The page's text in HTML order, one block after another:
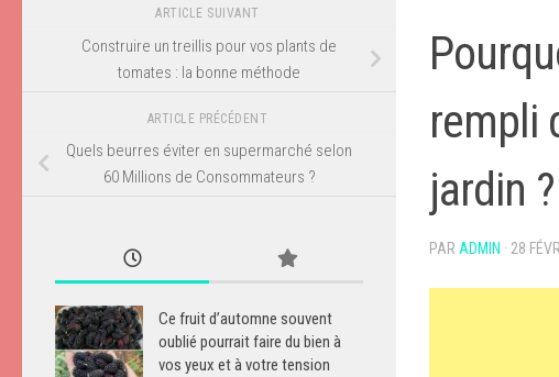
rempli
jardin ?
PAR ADMIN · 28
ARTICLE SUIVANT
Construire un treillis pour vos plants de
tomates : la bonne méthode
ARTICLE PRÉCÉDENT
Quels beurres éviter en supermarché selon
60 Millions de Consommateurs ?
Ce fruit d’automne souvent
oublié pourrait faire du bien à
vos yeux et à votre tension